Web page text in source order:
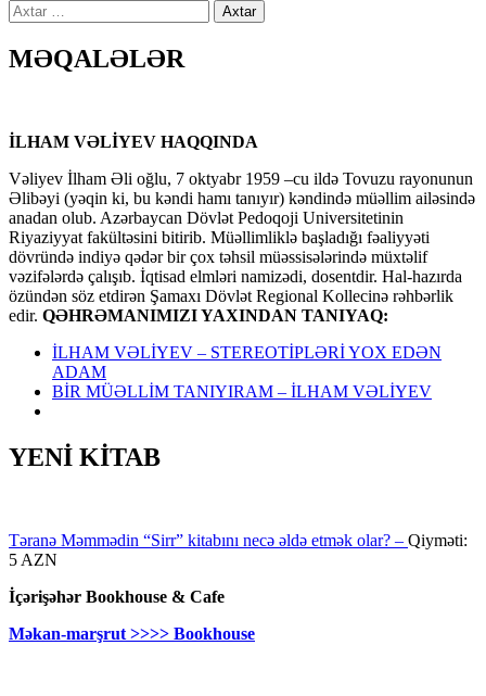
Axtarış:
MƏQALƏLƏR
İLHAM VƏLİYEV HAQQINDA
Vəliyev İlham Əli oğlu, 7 oktyabr 1959 –cu ildə Tovuzu rayonunun
Əlibəyi (yəqin ki, bu kəndi hamı tanıyır) kəndində müəllim ailəsində
anadan olub. Azərbaycan Dövlət Pedoqoji Universitetinin
Riyaziyyat fakültəsini bitirib. Müəllimliklə başladığı fəaliyyəti
dövründə indiyə qədər bir çox təhsil müəssisələrində müxtəlif
vəzifələrdə çalışıb. İqtisad elmləri namizədi, dosentdir. Hal-hazırda
özündən söz etdirən Şamaxı Dövlət Regional Kollecinə rəhbərlik
edir. QƏHRƏMANIMIZI YAXINDAN TANIYAQ:
İLHAM VƏLİYEV – STEREOTİPLƏRİ YOX EDƏN
ADAM
BİR MÜƏLLİM TANIYIRAM – İLHAM VƏLİYEV
YENİ KİTAB
Təranə Məmmədin “Sirr” kitabını necə əldə etmək olar? – Qiyməti:
5 AZN
İçərişəhər Bookhouse & Cafe
Məkan-marşrut >>>> Bookhouse